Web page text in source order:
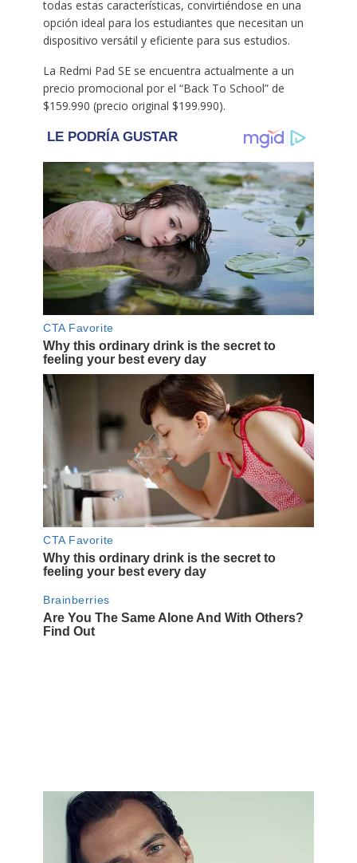
todas estas características, convirtiéndose en una
opción ideal para los estudiantes que necesitan un
dispositivo versátil y eficiente para sus estudios.
La Redmi Pad SE se encuentra actualmente a un
precio promocional por el “Back To School” de
$159.990 (precio original $199.990).